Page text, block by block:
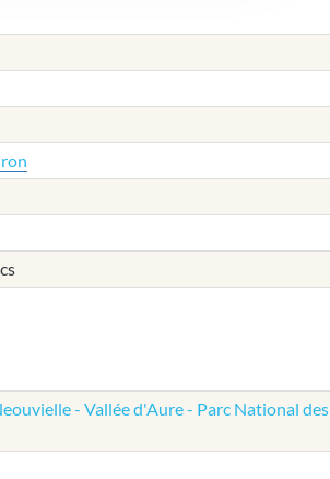
- Vallée d'Aure - Parc National des